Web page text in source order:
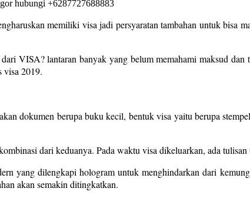
memiliki visa jadi persyaratan tambahan untuk bisa
VISA? lantaran banyak yang belum memahami maksud
visa 2019.
dokumen berupa buku kecil, bentuk visa yaitu berupa
dari keduanya. Pada waktu visa dikeluarkan, ada
yang dilengkapi hologram untuk menghindarkan dari
akan semakin ditingkatkan.